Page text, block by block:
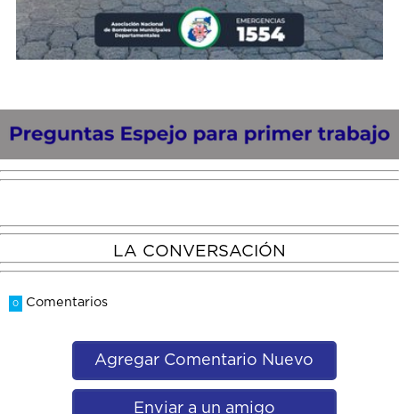
LA CONVERSACIÓN
0 Comentarios
Agregar Comentario Nuevo
Enviar a un amigo